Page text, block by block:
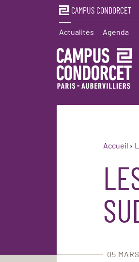
CAMPUS CONDORCET
Actualités Agenda
Accueil
05